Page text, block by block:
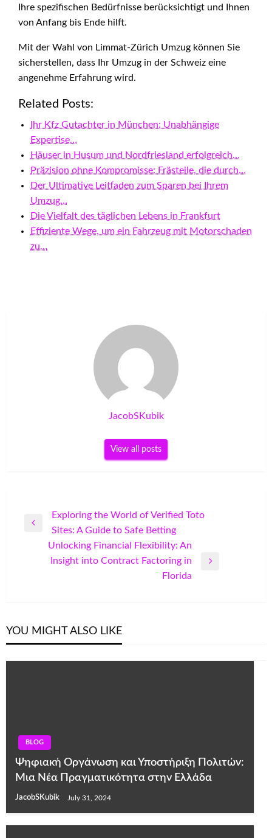
Ihre spezifischen Bedürfnisse berücksichtigt und Ihnen
von Anfang bis Ende hilft.
Mit der Wahl von Limmat-Zürich Umzug können Sie
sicherstellen, dass Ihr Umzug in der Schweiz eine
angenehme Erfahrung wird.
Related Posts:
Ihr Kfz Gutachter in München: Unabhängige
Expertise…
Häuser in Husum und Nordfriesland erfolgreich…
Präzision ohne Kompromisse: Frästeile, die durch…
Der Ultimative Leitfaden zum Sparen bei Ihrem
Umzug…
Die Vielfalt des täglichen Lebens in Frankfurt
Effiziente Wege, um ein Fahrzeug mit Motorschaden
zu…
JacobSKubik
View all posts
navigation
Previous
Exploring the World of Verified Toto
Sites: A Guide to Safe Betting
Unlocking Financial Flexibility: An
Insight into Contract Factoring in
Florida
YOU MIGHT ALSO LIKE
BLOG
Ψηφιακή Οργάνωση και Υποστήριξη Πολιτών:
Μια Νέα Πραγματικότητα στην Ελλάδα
JacobSKubik July 31, 2024